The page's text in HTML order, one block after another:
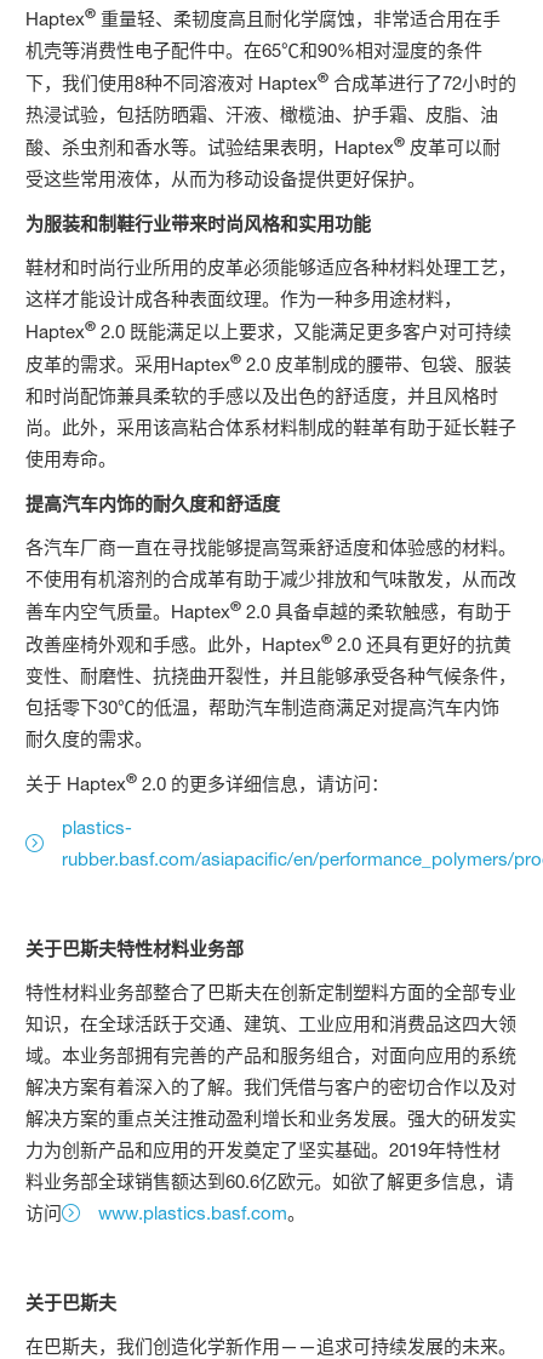
Haptex® 重量轻、柔韧度高且耐化学腐蚀，非常适合用在手
机壳等消费性电子配件中。在65℃和90%相对湿度的条件
下，我们使用8种不同溶液对 Haptex® 合成革进行了72小时的
热浸试验，包括防晒霜、汗液、橄榄油、护手霜、皮脂、油
酸、杀虫剂和香水等。试验结果表明，Haptex® 皮革可以耐
受这些常用液体，从而为移动设备提供更好保护。
为服装和制鞋行业带来时尚风格和实用功能
鞋材和时尚行业所用的皮革必须能够适应各种材料处理工艺，
这样才能设计成各种表面纹理。作为一种多用途材料，
Haptex® 2.0 既能满足以上要求，又能满足更多客户对可持续
皮革的需求。采用Haptex® 2.0 皮革制成的腰带、包袋、服装
和时尚配饰兼具柔软的手感以及出色的舒适度，并且风格时
尚。此外，采用该高粘合体系材料制成的鞋革有助于延长鞋子
使用寿命。
提高汽车内饰的耐久度和舒适度
各汽车厂商一直在寻找能够提高驾乘舒适度和体验感的材料。
不使用有机溶剂的合成革有助于减少排放和气味散发，从而改
善车内空气质量。Haptex® 2.0 具备卓越的柔软触感，有助于
改善座椅外观和手感。此外，Haptex® 2.0 还具有更好的抗黄
变性、耐磨性、抗挠曲开裂性，并且能够承受各种气候条件，
包括零下30℃的低温，帮助汽车制造商满足对提高汽车内饰
耐久度的需求。
关于 Haptex® 2.0 的更多详细信息，请访问：
plastics-
rubber.basf.com/asiapacific/en/performance_polymers/
关于巴斯夫特性材料业务部
特性材料业务部整合了巴斯夫在创新定制塑料方面的全部专业
知识，在全球活跃于交通、建筑、工业应用和消费品这四大领
域。本业务部拥有完善的产品和服务组合，对面向应用的系统
解决方案有着深入的了解。我们凭借与客户的密切合作以及对
解决方案的重点关注推动盈利增长和业务发展。强大的研发实
力为创新产品和应用的开发奠定了坚实基础。2019年特性材
料业务部全球销售额达到60.6亿欧元。如欲了解更多信息，请
访问
www.plastics.basf.com。
关于巴斯夫
在巴斯夫，我们创造化学新作用——追求可持续发展的未来。